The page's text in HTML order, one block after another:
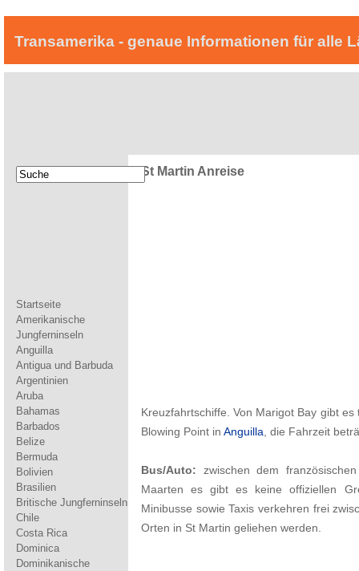
St Martin Anreise
Kreuzfahrtschiffe. Von Marigot Bay gibt
Blowing Point in Anguilla , die Fahrzeit
Bus/Auto: zwischen dem
Maarten es gibt es keine offiziellen
Minibusse sowie Taxis verkehren frei
Orten in St Martin geliehen werden.
Startseite
Amerikanische
Jungferninseln
Anguilla
Antigua und Barbuda
Argentinien
Aruba
Bahamas
Barbados
Belize
Bermuda
Bolivien
Brasilien
Britische Jungferninseln
Chile
Costa Rica
Dominica
Dominikanische
Transamerika - genaue Informationen für alle